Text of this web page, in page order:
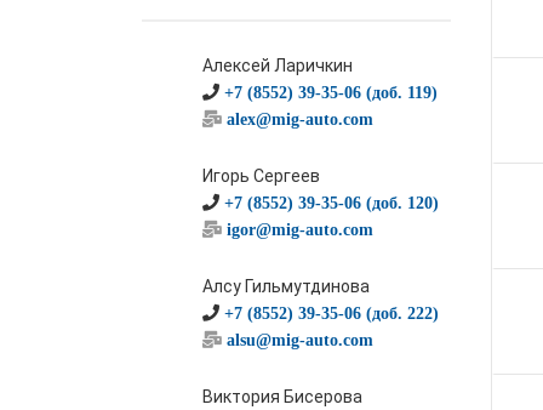
Алексей Ларичкин
+7 (8552) 39-35-06 (доб. 119)
alex@mig-auto.com
Игорь Сергеев
+7 (8552) 39-35-06 (доб. 120)
igor@mig-auto.com
Алсу Гильмутдинова
+7 (8552) 39-35-06 (доб. 222)
alsu@mig-auto.com
Виктория Бисерова